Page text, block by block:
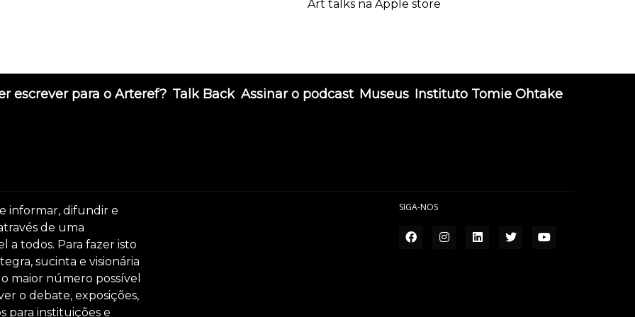
Art talks na Apple store
escrever para o Arteref? Talk Back Assinar o podcast Museus Instituto Tomie Ohtake
informar, difundir e
de uma
a todos. Para fazer isto
sucinta e visionária
maior número possível
o debate, exposições,
para instituições e
SIGA-NOS